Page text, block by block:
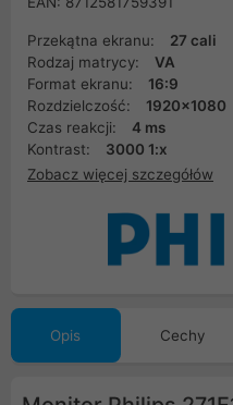
Przekątna ekranu:
27 cali
Rodzaj matrycy:
VA
Format ekranu:
16:9
Rozdzielczość:
1920x1080
Czas reakcji:
4 ms
Kontrast:
3000 1:x
Zobacz więcej szczegółów
Opis Cechy